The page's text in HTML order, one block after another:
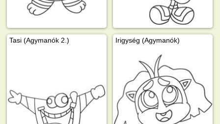
Tasi (Agymanók 2.) Irigység (Agymanók)